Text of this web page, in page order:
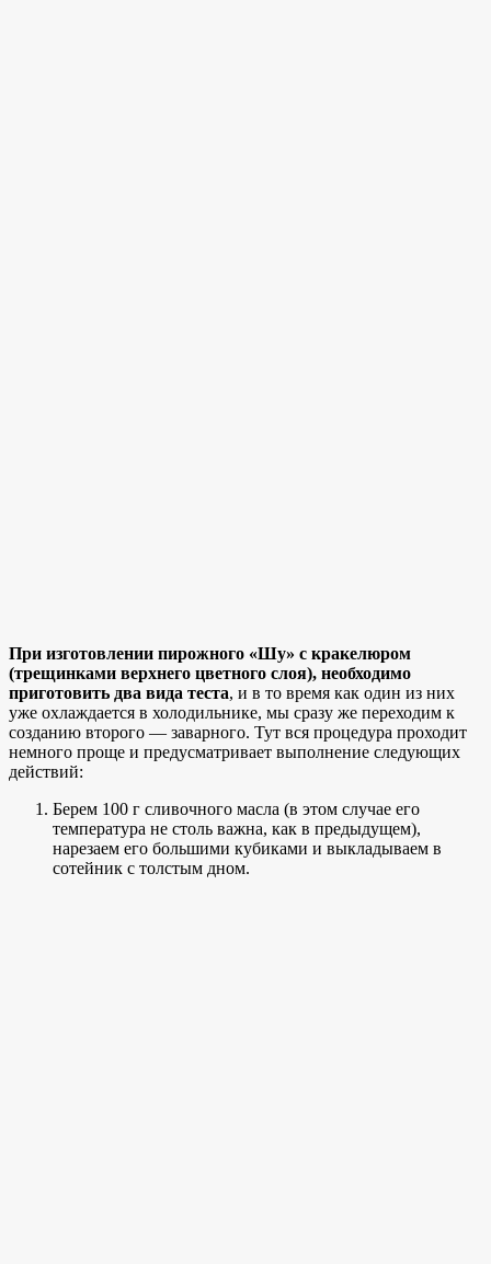
При изготовлении пирожного «Шу» с кракелюром
(трещинками верхнего цветного слоя), необходимо
приготовить два вида теста, и в то время как один из них
уже охлаждается в холодильнике, мы сразу же переходим к
созданию второго — заварного. Тут вся процедура проходит
немного проще и предусматривает выполнение следующих
действий:
Берем 100 г сливочного масла (в этом случае его
температура не столь важна, как в предыдущем),
нарезаем его большими кубиками и выкладываем в
сотейник с толстым дном.